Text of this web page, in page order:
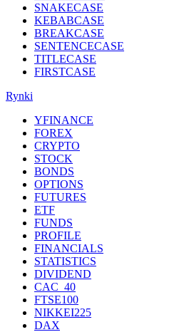
SNAKECASE
KEBABCASE
BREAKCASE
SENTENCECASE
TITLECASE
FIRSTCASE
Rynki
YFINANCE
FOREX
CRYPTO
STOCK
BONDS
OPTIONS
FUTURES
ETF
FUNDS
PROFILE
FINANCIALS
STATISTICS
DIVIDEND
CAC_40
FTSE100
NIKKEI225
DAX